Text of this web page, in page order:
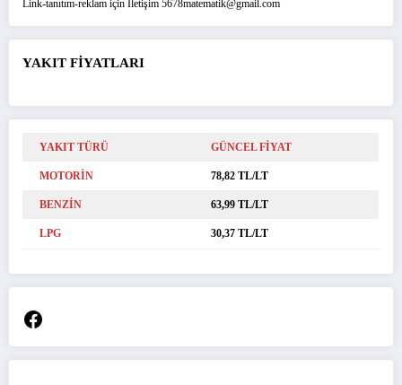
Link-tanıtım-reklam için İletişim 5678matematik@gmail.com
YAKIT FİYATLARI
YAKIT TÜRÜ GÜNCEL FİYAT
MOTORİN 78,82 TL/LT
BENZİN 63,99 TL/LT
LPG 30,37 TL/LT
Facebook